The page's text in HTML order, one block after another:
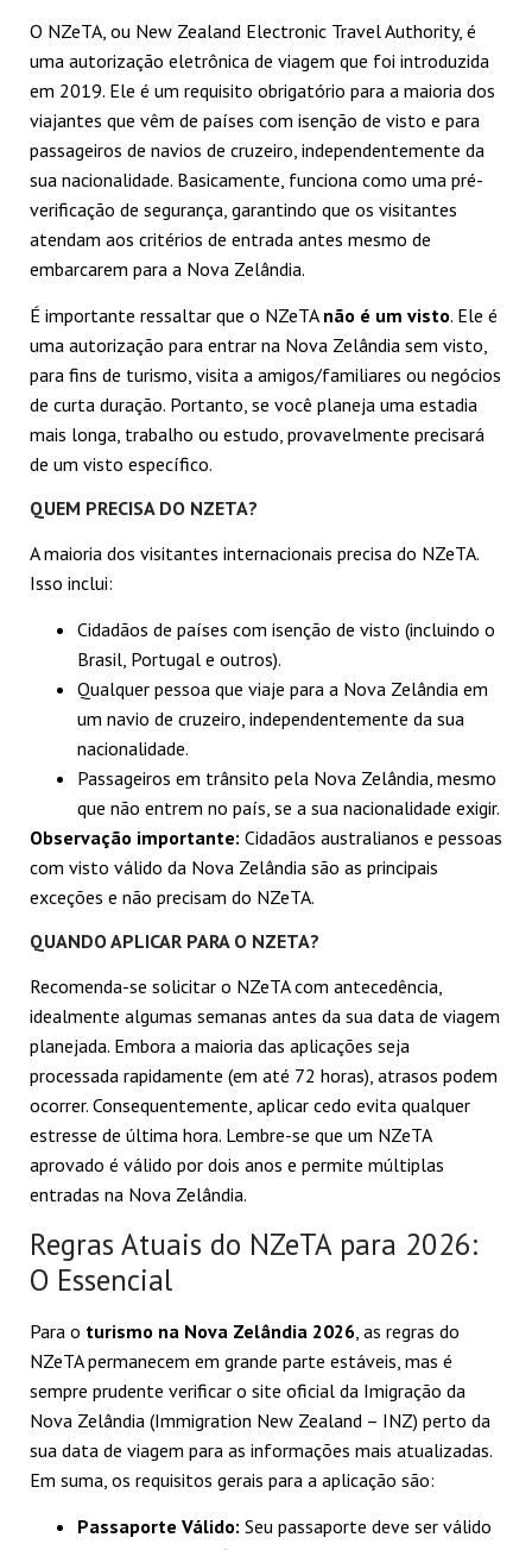
O NZeTA, ou New Zealand Electronic Travel Authority, é
uma autorização eletrônica de viagem que foi introduzida
em 2019. Ele é um requisito obrigatório para a maioria dos
viajantes que vêm de países com isenção de visto e para
passageiros de navios de cruzeiro, independentemente da
sua nacionalidade. Basicamente, funciona como uma pré-
verificação de segurança, garantindo que os visitantes
atendam aos critérios de entrada antes mesmo de
embarcarem para a Nova Zelândia.
É importante ressaltar que o NZeTA não é um visto. Ele é
uma autorização para entrar na Nova Zelândia sem visto,
para fins de turismo, visita a amigos/familiares ou negócios
de curta duração. Portanto, se você planeja uma estadia
mais longa, trabalho ou estudo, provavelmente precisará
de um visto específico.
QUEM PRECISA DO NZETA?
A maioria dos visitantes internacionais precisa do NZeTA.
Isso inclui:
Cidadãos de países com isenção de visto (incluindo o
Brasil, Portugal e outros).
Qualquer pessoa que viaje para a Nova Zelândia em
um navio de cruzeiro, independentemente da sua
nacionalidade.
Passageiros em trânsito pela Nova Zelândia, mesmo
que não entrem no país, se a sua nacionalidade exigir.
Observação importante: Cidadãos australianos e pessoas
com visto válido da Nova Zelândia são as principais
exceções e não precisam do NZeTA.
QUANDO APLICAR PARA O NZETA?
Recomenda-se solicitar o NZeTA com antecedência,
idealmente algumas semanas antes da sua data de viagem
planejada. Embora a maioria das aplicações seja
processada rapidamente (em até 72 horas), atrasos podem
ocorrer. Consequentemente, aplicar cedo evita qualquer
estresse de última hora. Lembre-se que um NZeTA
aprovado é válido por dois anos e permite múltiplas
entradas na Nova Zelândia.
Regras Atuais do NZeTA para 2026:
O Essencial
Para o turismo na Nova Zelândia 2026 , as regras do
NZeTA permanecem em grande parte estáveis, mas é
sempre prudente verificar o site oficial da Imigração da
Nova Zelândia (Immigration New Zealand – INZ) perto da
sua data de viagem para as informações mais atualizadas.
Em suma, os requisitos gerais para a aplicação são:
Passaporte Válido: Seu passaporte deve ser válido